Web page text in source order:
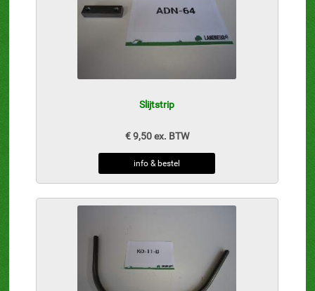
Slijtstrip
€ 9,50 ex. BTW
info & bestel